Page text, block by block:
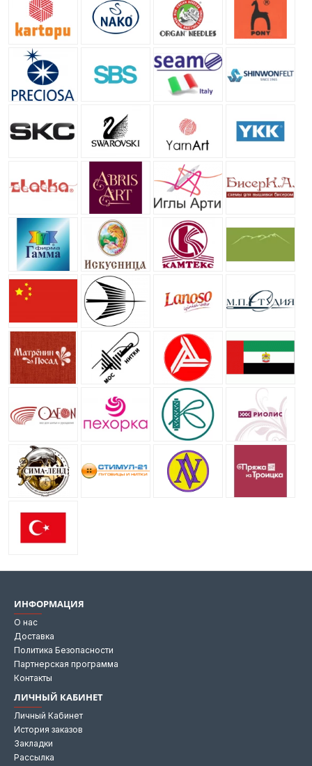
ИНФОРМАЦИЯ
О нас
Доставка
Политика Безопасности
Партнерская программа
Контакты
ЛИЧНЫЙ КАБИНЕТ
Личный Кабинет
История заказов
Закладки
Рассылка